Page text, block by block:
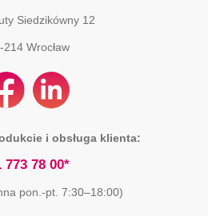
Siedzikówny 12
214 Wrocław
i obsługa klienta:
773 78 00*
pon.-pt. 7:30–18:00)